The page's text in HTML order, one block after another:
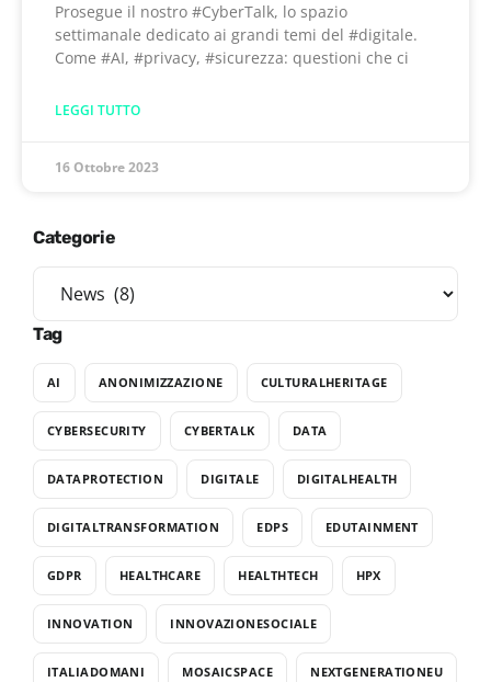
Prosegue il nostro #CyberTalk, lo spazio
settimanale dedicato ai grandi temi del #digitale.
Come #AI, #privacy, #sicurezza: questioni che ci
LEGGI TUTTO
16 Ottobre 2023
Categorie
Tag
AI ANONIMIZZAZIONE CULTURALHERITAGE
CYBERSECURITY CYBERTALK DATA
DATAPROTECTION DIGITALE DIGITALHEALTH
DIGITALTRANSFORMATION EDPS EDUTAINMENT
GDPR HEALTHCARE HEALTHTECH HPX
INNOVATION INNOVAZIONESOCIALE
ITALIADOMANI MOSAICSPACE NEXTGENERATIONEU